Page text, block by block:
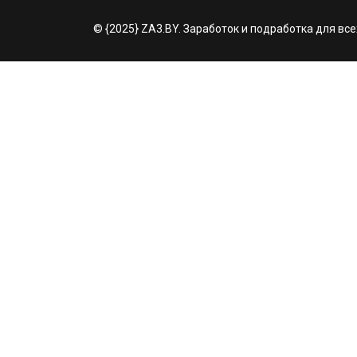
© {2025} ZA3.BY. Заработок и подработка для